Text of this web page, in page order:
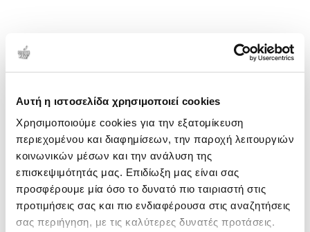
Αυτή η ιστοσελίδα χρησιμοποιεί cookies
Χρησιμοποιούμε cookies για την εξατομίκευση
περιεχομένου και διαφημίσεων, την παροχή λειτουργιών
κοινωνικών μέσων και την ανάλυση της
επισκεψιμότητάς μας. Επιδίωξη μας είναι σας
προσφέρουμε μία όσο το δυνατό πιο ταιριαστή στις
προτιμήσεις σας και πιο ενδιαφέρουσα στις αναζητήσεις
σας περιήγηση, με τις καλύτερες δυνατές προτάσεις.